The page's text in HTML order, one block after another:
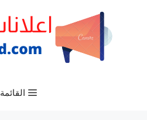
القائمة